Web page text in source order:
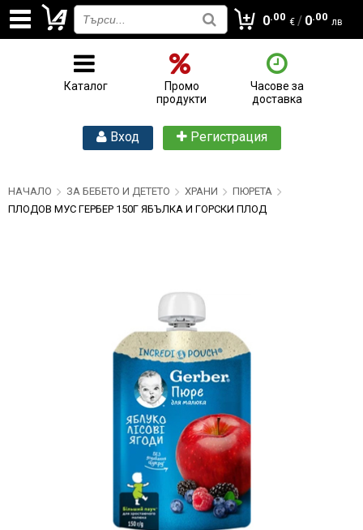
0.00 € / 0.00 лв
Каталог
Промо
продукти
Часове за
доставка
Вход Регистрация
НАЧАЛО ЗА БЕБЕТО И ДЕТЕТО ХРАНИ
ПЮРЕТА
ПЛОДОВ МУС ГЕРБЕР 150Г ЯБЪЛКА И ГОРСКИ ПЛОД